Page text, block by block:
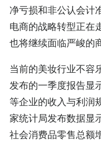
净亏损和非公认会计
电商的战略转型正在
也将继续面临严峻的
当前的美妆行业不容
发布的一季度报告显
等企业的收入与利润
家统计局发布数据显
社会消费品零售总额